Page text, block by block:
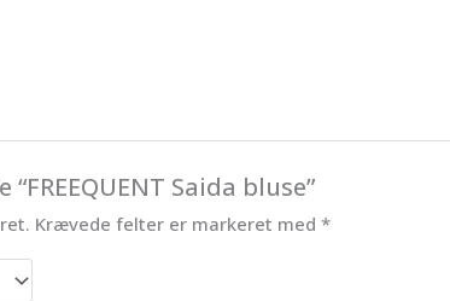
Saida bluse”
Krævede felter er markeret med*